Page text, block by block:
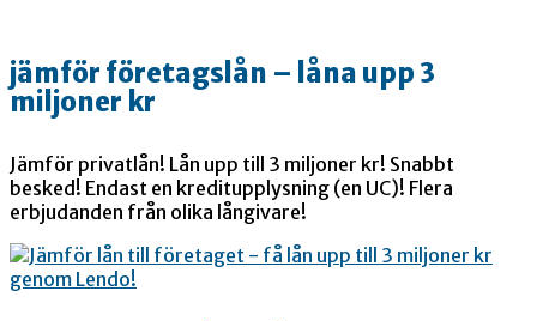
jämför företagslån – låna upp 3
miljoner kr
Jämför privatlån! Lån upp till 3 miljoner kr! Snabbt
besked! Endast en kreditupplysning (en UC)! Flera
erbjudanden från olika långivare!